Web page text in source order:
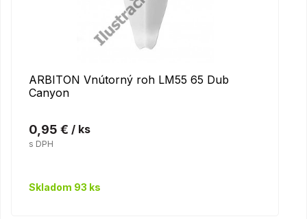
ARBITON Vnútorný roh LM55 65 Dub
Canyon
0,95 € / ks
s DPH
Skladom 93 ks